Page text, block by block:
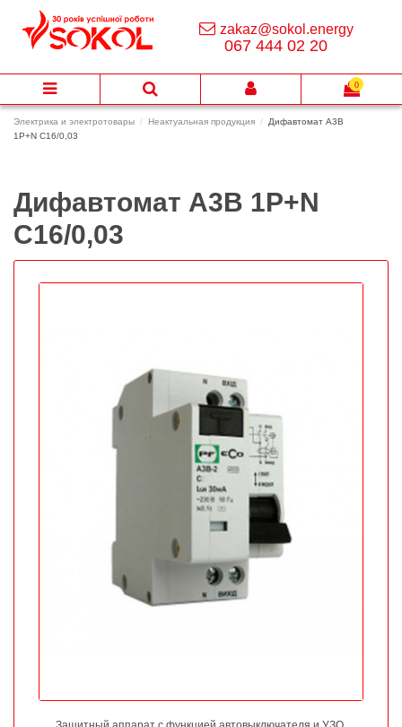
Электрика и электротовары Неактуальная продукция
Дифавтомат А3В
1Р+N C16/0,03
Дифавтомат А3В 1Р+N
C16/0,03
zakaz@sokol.energy
067 444 02 20
0